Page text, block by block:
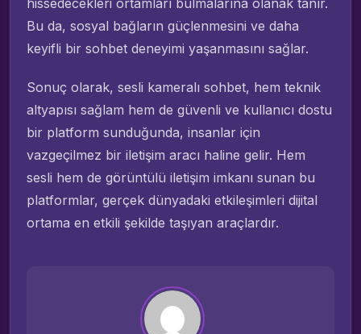
hissedecekleri ortamları bulmalarına olanak tanır.
Bu da, sosyal bağların güçlenmesini ve daha
keyifli bir sohbet deneyimi yaşanmasını sağlar.
Sonuç olarak, sesli kameralı sohbet, hem teknik
altyapısı sağlam hem de güvenli ve kullanıcı dostu
bir platform sunduğunda, insanlar için
vazgeçilmez bir iletişim aracı haline gelir. Hem
sesli hem de görüntülü iletişim imkanı sunan bu
platformlar, gerçek dünyadaki etkileşimleri dijital
ortama en etkili şekilde taşıyan araçlardır.